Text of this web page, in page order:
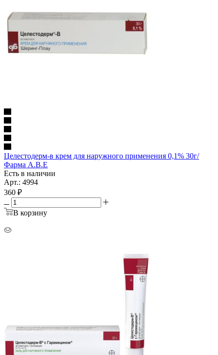
Целестодерм-в крем для наружного применения 0,1% 30г/
Фарма А.В.Е
Есть в наличии
Арт.: 4994
360 ₽
В корзину